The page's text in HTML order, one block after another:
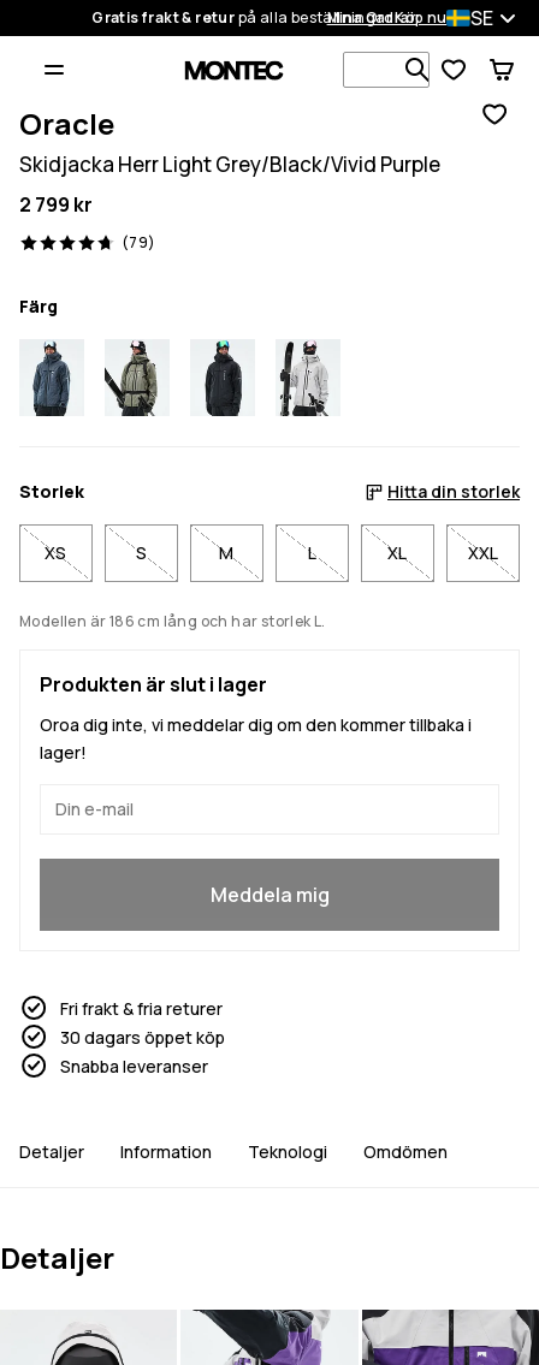
Gratis frakt & returpå alla beställningarKöp nu
Mina Ordrar SE
Sök bland
Oracle
Skidjacka Herr Light Grey/Black/Vivid Purple
2 799 kr
(79)
79 recensioner, 4.7/5
Färg
Storlek Hitta din storlek
XS S M L XL XXL
Modellen är 186 cm lång och har storlek L.
Produkten är slut i lager
Oroa dig inte, vi meddelar dig om den kommer tillbaka i
lager!
Meddela mig
Fri frakt & fria returer
30 dagars öppet köp
Snabba leveranser
Detaljer Information Teknologi Omdömen
Detaljer